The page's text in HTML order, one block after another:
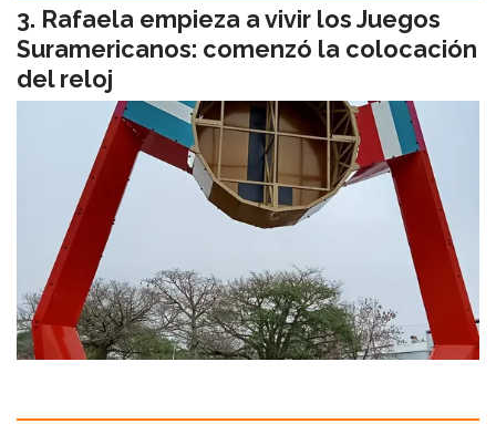
Rafaela empieza a vivir los Juegos
Suramericanos: comenzó la colocación
del reloj